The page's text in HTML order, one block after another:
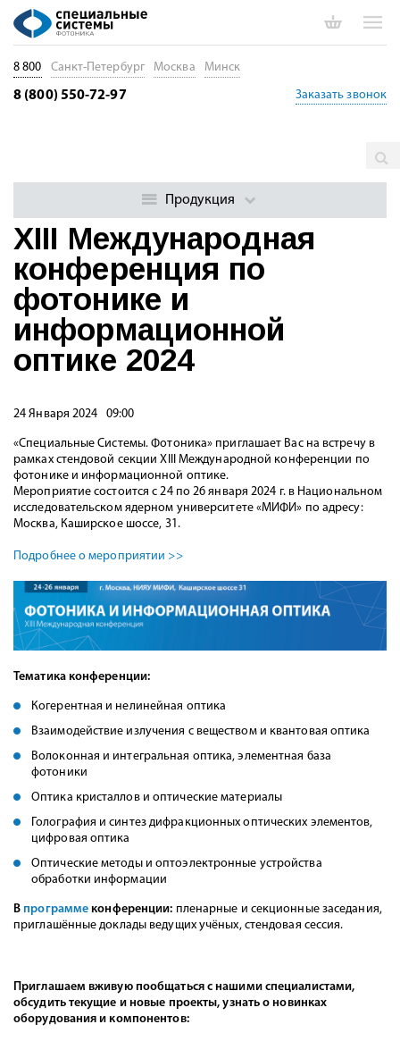
фотонике и информационной оптике 2024
XIII Международная
конференция по
фотонике и
информационной
оптике 2024
24 Января 2024 09:00
«Специальные Системы. Фотоника» приглашает Вас на встречу в
рамках стендовой секции XIII Международной конференции по
фотонике и информационной оптике.
Мероприятие состоится с 24 по 26 января 2024 г. в Национальном
исследовательском ядерном университете «МИФИ» по адресу:
Москва, Каширское шоссе, 31.
Подробнее о мероприятии >>
Тематика конференции:
Когерентная и нелинейная оптика
Взаимодействие излучения с веществом и квантовая оптика
Волоконная и интегральная оптика, элементная база
фотоники
Оптика кристаллов и оптические материалы
Голография и синтез дифракционных оптических элементов,
цифровая оптика
Оптические методы и оптоэлектронные устройства
обработки информации
В программе конференции: пленарные и секционные заседания,
приглашённые доклады ведущих учёных, стендовая сессия.
Приглашаем вживую пообщаться с нашими специалистами,
обсудить текущие и новые проекты, узнать о новинках
оборудования и компонентов:
8 800 Санкт-Петербург Москва Минск
8 (800) 550-72-97 Заказать звонок
Продукция